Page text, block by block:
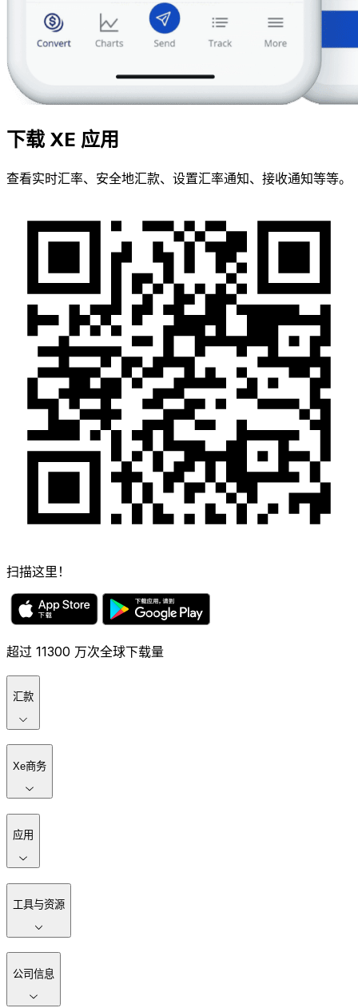
下载 XE 应用
查看实时汇率、安全地汇款、设置汇率通知、接收通知等等。
扫描这里！
超过 11300 万次全球下载量
汇款
Xe商务
应用
工具与资源
公司信息